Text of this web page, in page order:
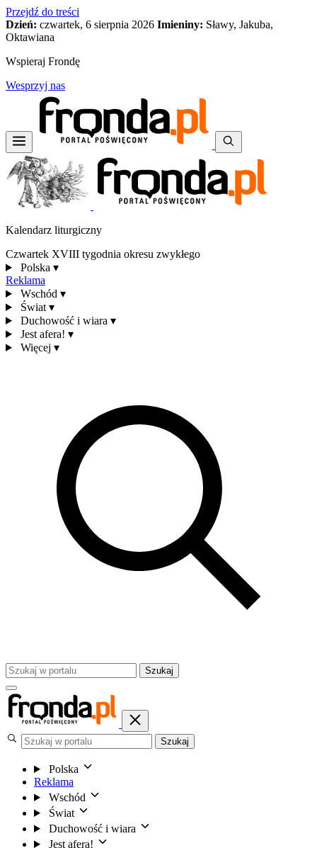
Przejdź do treści
Dzień: czwartek, 6 sierpnia 2026 Imieniny: Sławy, Jakuba,
Oktawiana
Wspieraj Frondę
Wesprzyj nas
Kalendarz liturgiczny
Czwartek XVIII tygodnia okresu zwykłego
Polska ▾
Reklama
Wschód ▾
Świat ▾
Duchowość i wiara ▾
Jest afera! ▾
Więcej ▾
Szukaj
Szukaj
Polska
Reklama
Wschód
Świat
Duchowość i wiara
Jest afera!